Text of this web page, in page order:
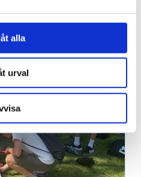
alla
urval
i blåsväder –